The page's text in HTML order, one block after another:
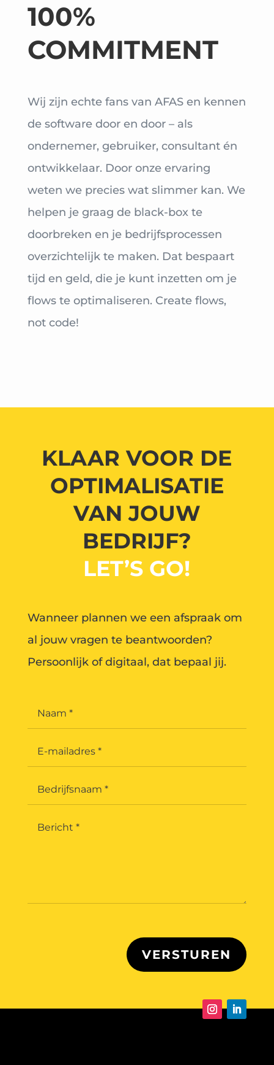
100%
COMMITMENT
Wij zijn echte fans van AFAS en kennen
de software door en door – als
ondernemer, gebruiker, consultant én
ontwikkelaar. Door onze ervaring
weten we precies wat slimmer kan. We
helpen je graag de black-box te
doorbreken en je bedrijfsprocessen
overzichtelijk te maken. Dat bespaart
tijd en geld, die je kunt inzetten om je
flows te optimaliseren. Create flows,
not code!
KLAAR VOOR DE
OPTIMALISATIE
VAN JOUW
BEDRIJF?
LET’S GO!
Wanneer plannen we een afspraak om
al jouw vragen te beantwoorden?
Persoonlijk of digitaal, dat bepaal jij.
VERSTUREN